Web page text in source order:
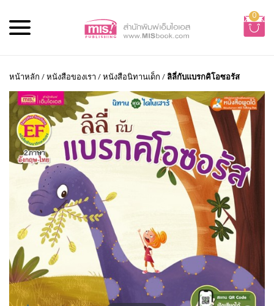
0
หน้าหลัก /หนังสือของเรา /หนังสือนิทานเด็ก / ลิลี่กับแบรกคิโอซอรัส